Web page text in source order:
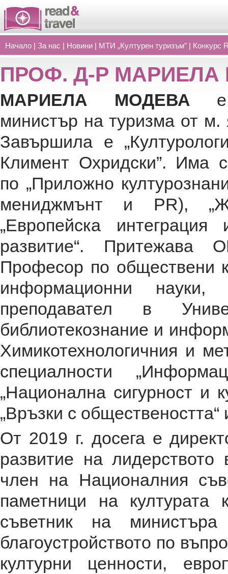
Начало | За нас | Новини | МТИ „Културен туризъм” | Конкурс
ПРОФ. Д-Р МАРИЕЛА
МАРИЕЛА МОДЕВА
министър на туризма от м.
Завършила е
Климент Охридски”. Има
по „Приложно
мениджмънт и PR),
„Европейска интеграция
развитие“. Притежава
Професор по обществени
информационни науки,
преподавател в
библиотекознание и
Химикотехнологичния и
специалности
„Национална сигурност и
„Връзки с обществеността“
От 2019 г. досега е
развитие на
член на Националния
паметници на културата
съветник на
благоустройството по
културни ценности,